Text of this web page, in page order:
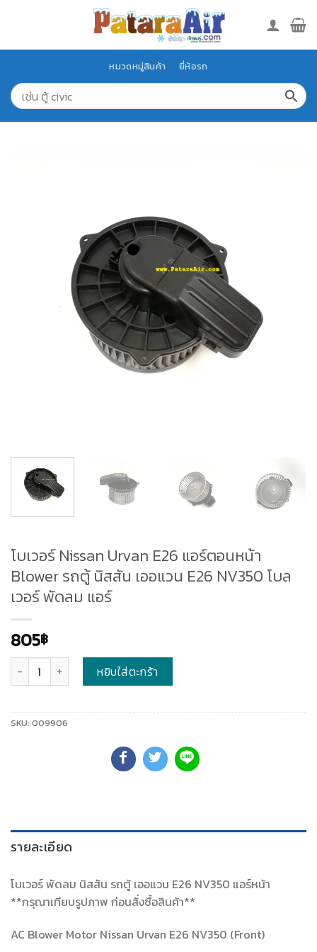
หมวดหมู่สินค้า ยี่ห้อรถ
โบเวอร์ Nissan Urvan E26 แอร์ตอนหน้า
Blower รถตู้ นิสสัน เออแวน E26 NV350 โบล
เวอร์ พัดลม แอร์
805฿
หยิบใส่ตะกร้า
SKU: 009906
รายละเอียด
โบเวอร์ พัดลม นิสสัน รถตู้ เออแวน E26 NV350 แอร์หน้า
**กรุณาเทียบรูปภาพ ก่อนสั่งซื้อสินค้า**
AC Blower Motor Nissan Urvan E26 NV350 (Front)